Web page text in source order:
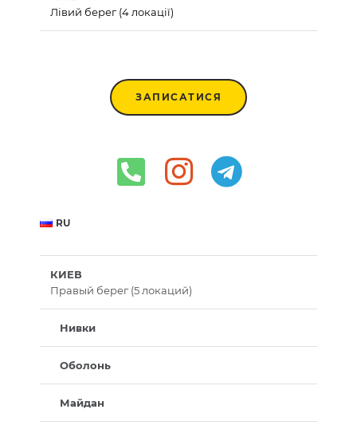
Лівий берег (4 локації)
ЗАПИСАТИСЯ
RU
КИЕВ
Правый берег (5 локаций)
Нивки
Оболонь
Майдан